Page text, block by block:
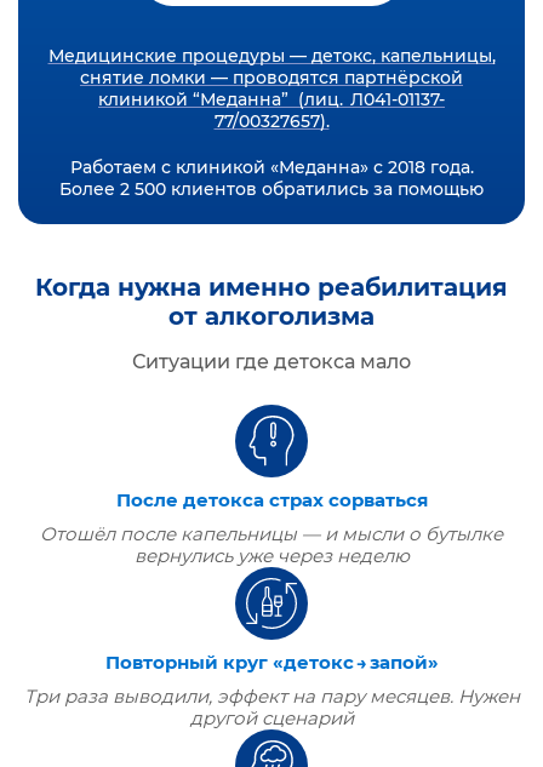
Медицинские процедуры — детокс, капельницы,
снятие ломки — проводятся партнёрской
клиникой “Меданна” (лиц. Л041-01137-
77/00327657).
Работаем с клиникой «Меданна» с 2018 года.
Более 2 500 клиентов обратились за помощью
Когда нужна именно реабилитация
от алкоголизма
Ситуации где детокса мало
После детокса страх сорваться
Отошёл после капельницы — и мысли о бутылке
вернулись уже через неделю
Повторный круг «детокс → запой»
Три раза выводили, эффект на пару месяцев. Нужен
другой сценарий